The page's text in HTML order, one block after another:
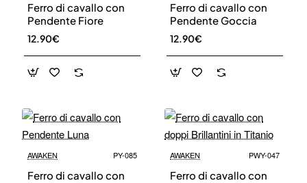
Ferro di cavallo con
Pendente Fiore
12.90€
Ferro di cavallo con
Pendente Goccia
12.90€
AWAKEN PY-085
Ferro di cavallo con
AWAKEN PWY-047
Ferro di cavallo con